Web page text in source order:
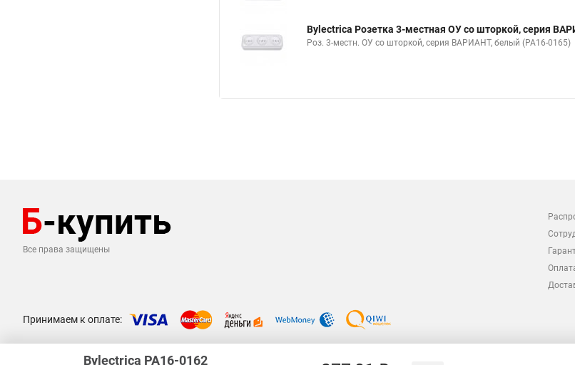
Bylectrica Розетка 3-местная ОУ со шторкой, серия
Роз. 3-местн. ОУ со шторкой, серия ВАРИАНТ, белый (РА16-0165)
Все права защищены
Принимаем к оплате:
Bylectrica РА16-0162